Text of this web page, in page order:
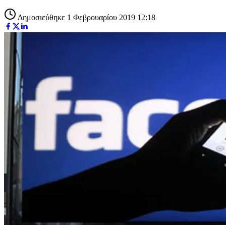
Δημοσιεύθηκε 1 Φεβρουαρίου 2019 12:18